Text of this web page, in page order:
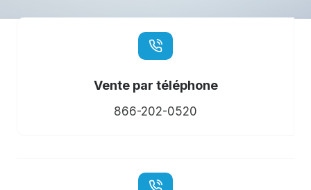
Vente par téléphone
866-202-0520